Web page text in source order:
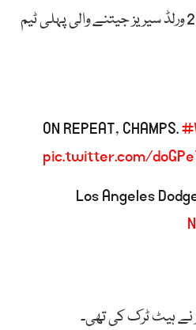
ڈاجرز، 2000 کے بعد لگاتار 2 ورلڈ سیریز جیتنے والی پہلی ٹیم
ON REPEAT, CHAMPS.
pic.twitter.com/
نے ہیٹ ٹرک کی تھی۔